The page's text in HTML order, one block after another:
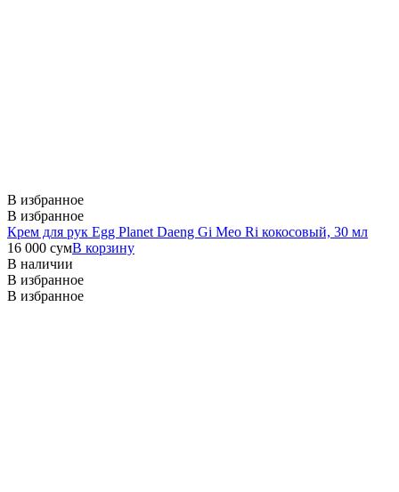
В избранное
В избранное
Крем для рук Egg Planet Daeng Gi Meo Ri кокосовый, 30 мл
16 000 сумВ корзину
В наличии
В избранное
В избранное